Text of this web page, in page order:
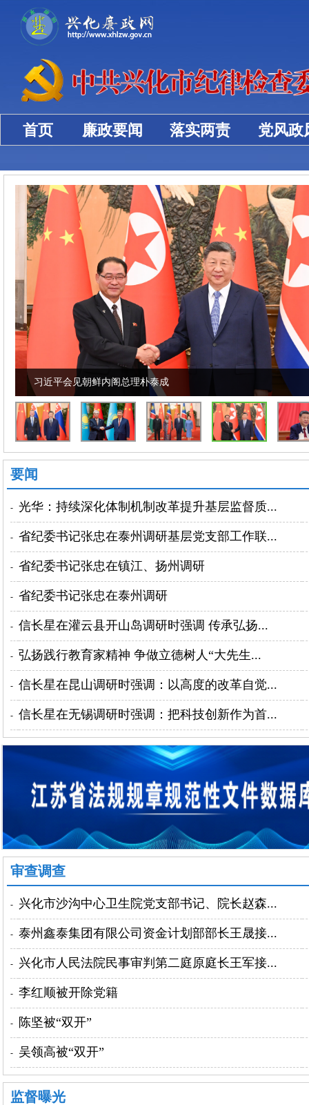
首页 廉政要闻 落实两责 党风政
习近平会见朝鲜内阁总理朴泰成
要闻
- 光华：持续深化体制机制改革提升基层监督质...
- 省纪委书记张忠在泰州调研基层党支部工作联...
- 省纪委书记张忠在镇江、扬州调研
- 省纪委书记张忠在泰州调研
- 信长星在灌云县开山岛调研时强调 传承弘扬...
- 弘扬践行教育家精神 争做立德树人“大先生...
- 信长星在昆山调研时强调：以高度的改革自觉...
- 信长星在无锡调研时强调：把科技创新作为首...
审查调查
- 兴化市沙沟中心卫生院党支部书记、院长赵森...
- 泰州鑫泰集团有限公司资金计划部部长王晟接...
- 兴化市人民法院民事审判第二庭原庭长王军接...
- 李红顺被开除党籍
- 陈坚被“双开”
- 吴领高被“双开”
监督曝光